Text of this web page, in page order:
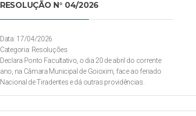
RESOLUÇÃO N° 04/2026
Data: 17/04/2026
Categoria: Resoluções
Declara Ponto Facultativo, o dia 20 de abril do corrente
ano, na Câmara Municipal de Goioxim, face ao feriado
Nacional de Tiradentes e dá outras providências.